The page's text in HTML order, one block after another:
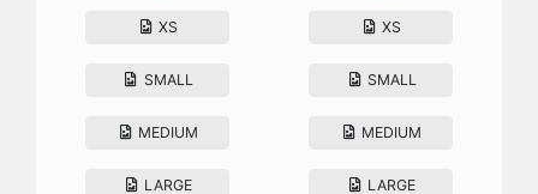
XS
SMALL
MEDIUM
LARGE
XS
SMALL
MEDIUM
LARGE